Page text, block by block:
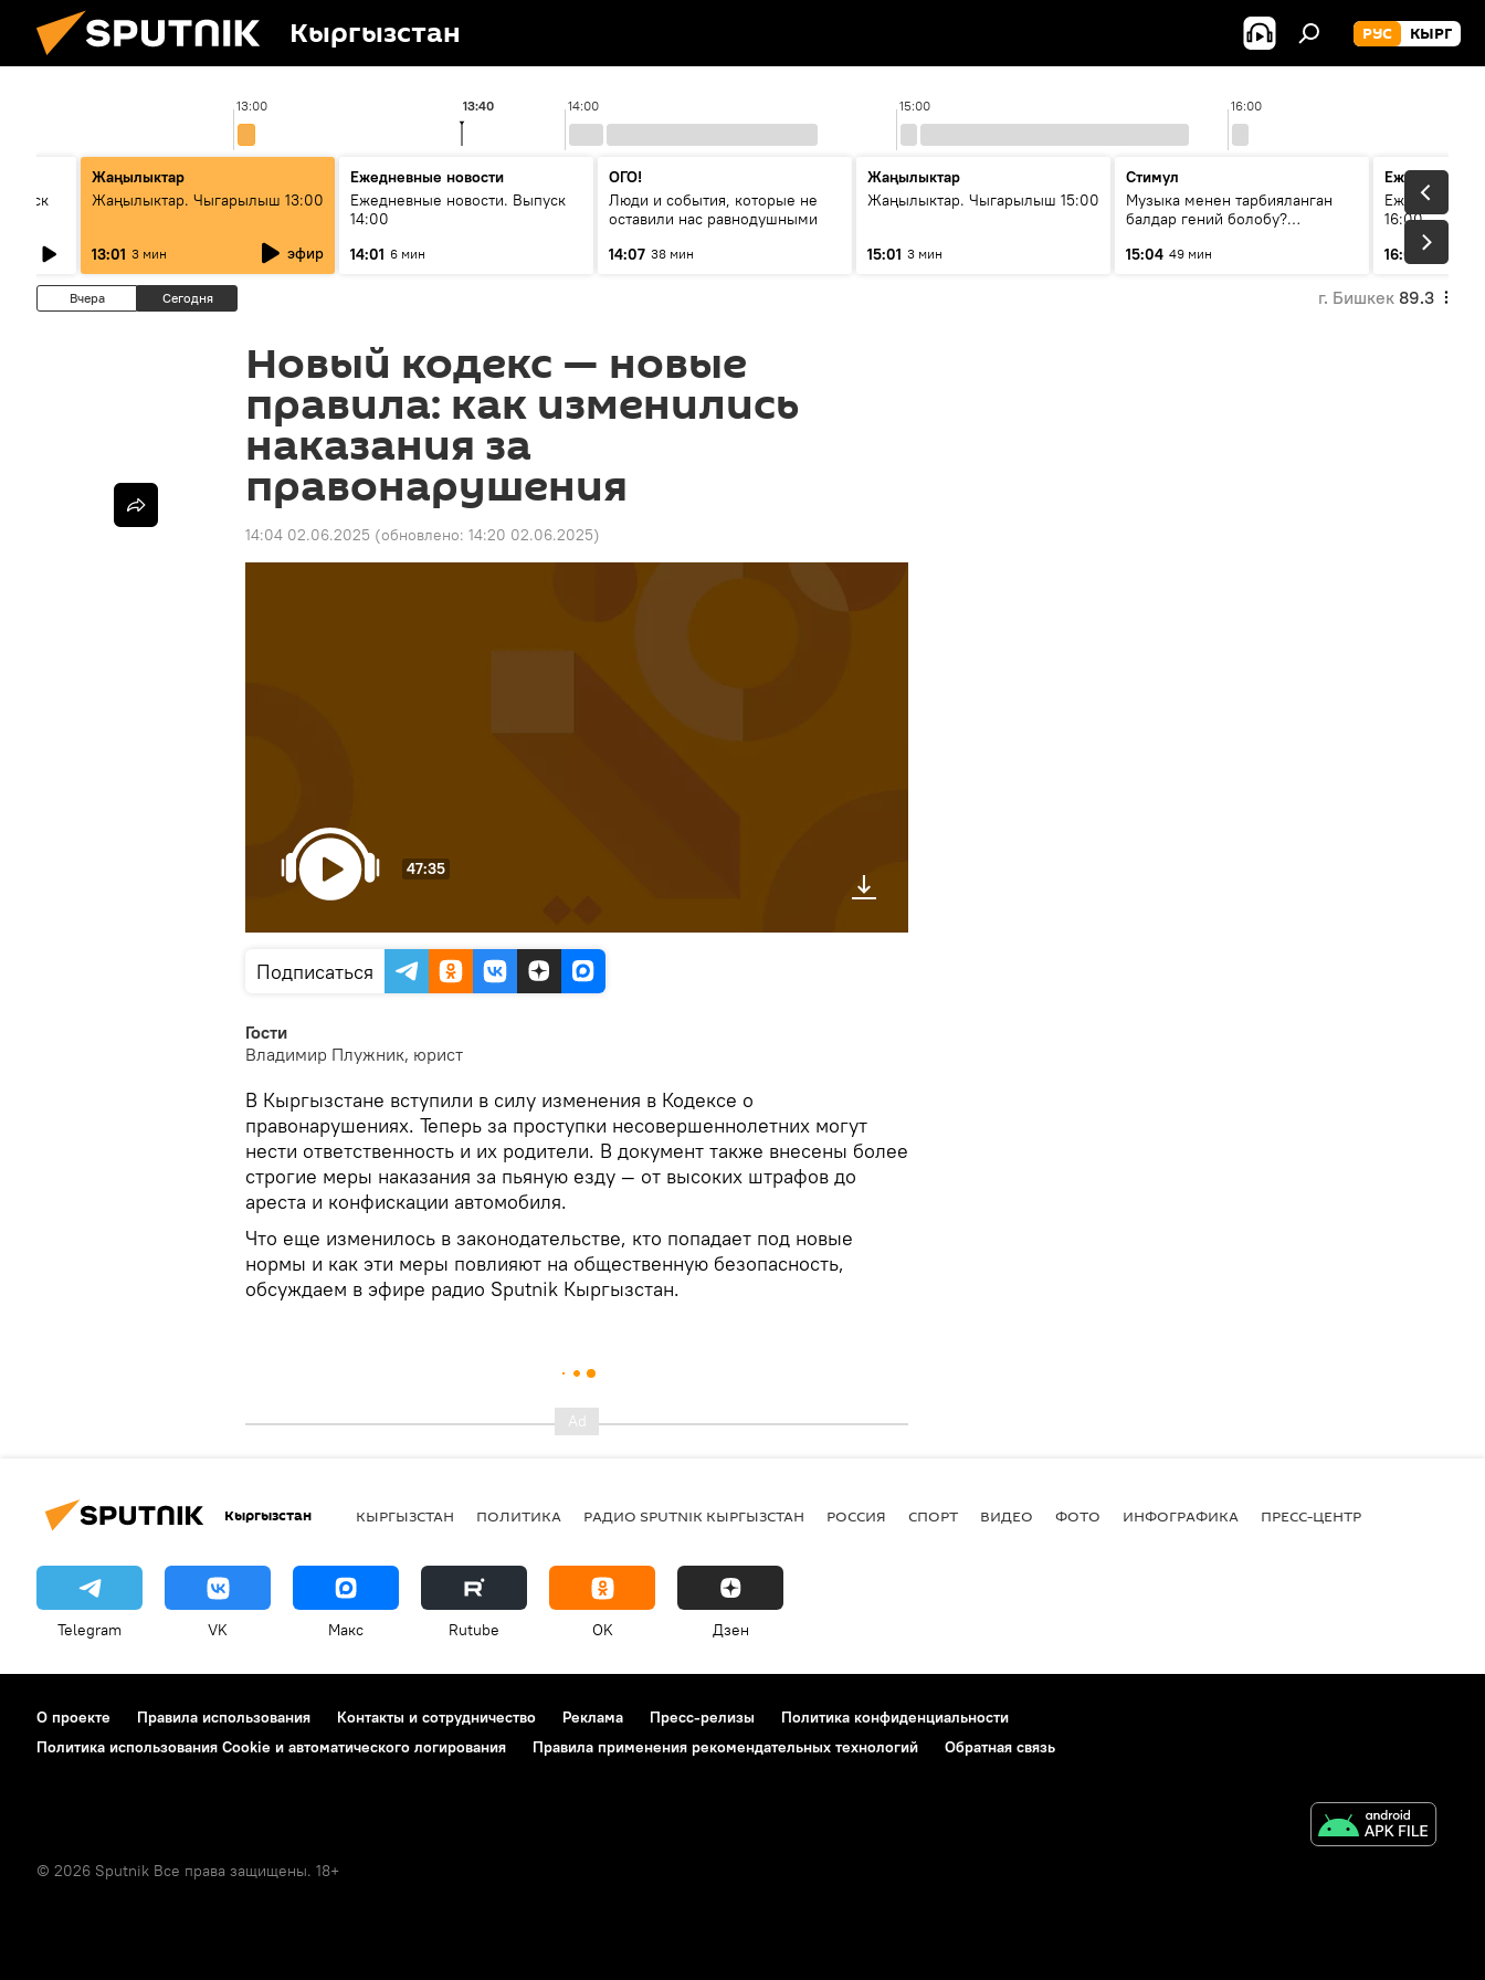
Кыргызстан РУС КЫРГ
13:00 14:00 15:00 16:00
13:40
Жаңылыктар
Жаңылыктар. Чыгарылыш 13:00
13:01 3 мин эфир
Ежедневные новости
Ежедневные новости. Выпуск
14:00
14:01 6 мин
ОГО!
Люди и события, которые не
оставили нас равнодушными
14:07 38 мин
Жаңылыктар
Жаңылыктар. Чыгарылыш 15:00
15:01 3 мин
Стимул
Музыка менен тарбияланган
балдар гений болобу?
музыканын орду
15:04 49 мин
Ежедневные
Ежедневные
16:00
16:01
3 мин
Вчера Сегодня г. Бишкек 89.3
Новый кодекс — новые
правила: как изменились
наказания за
правонарушения
14:04 02.06.2025 (обновлено: 14:20 02.06.2025)
47:35
Подписаться
Гости
Владимир Плужник, юрист
В Кыргызстане вступили в силу изменения в Кодексе о
правонарушениях. Теперь за проступки несовершеннолетних могут
нести ответственность и их родители. В документ также внесены более
строгие меры наказания за пьяную езду — от высоких штрафов до
ареста и конфискации автомобиля.
Что еще изменилось в законодательстве, кто попадает под новые
нормы и как эти меры повлияют на общественную безопасность,
обсуждаем в эфире радио Sputnik Кыргызстан.
Кыргызстан КЫРГЫЗСТАН ПОЛИТИКА РАДИО SPUTNIK КЫРГЫЗСТАН РОССИЯ СПОРТ ВИДЕО ФОТО ИНФОГРАФИКА ПРЕСС-ЦЕНТР
Telegram VK Макс Rutube OK Дзен
О проекте Правила использования Контакты и сотрудничество Реклама Пресс-релизы
Политика конфиденциальности
Политика использования Cookie и автоматического логирования
Правила применения рекомендательных технологий Обратная связь
© 2026 Sputnik Все права защищены. 18+